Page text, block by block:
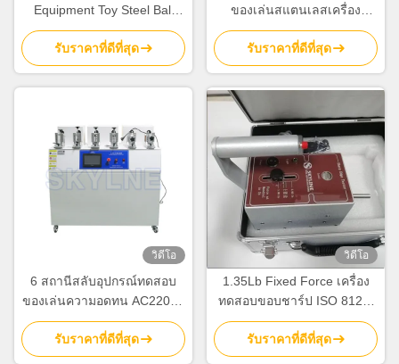
Equipment Toy Steel Ball
Dropping Impact Tester For
Plastic / Ceramic
รับราคาที่ดีที่สุด
ของเล่นสแตนเลสเครื่อง
ทดสอบจุดแหลมสำหรับ
ผลิตภัณฑ์สำหรับเด็ก
รับราคาที่ดีที่สุด
วิดีโอ
6 สถานีสลับอุปกรณ์ทดสอบ
ของเล่นความอดทน AC220V /
50Hz
รับราคาที่ดีที่สุด
วิดีโอ
1.35Lb Fixed Force เครื่อง
ทดสอบขอบชาร์ป ISO 8124-
1, ผลิตภัณฑ์สำหรับเด็กของ
เล่นอุปกรณ์ทดสอบความ
ปลอดภัย
รับราคาที่ดีที่สุด